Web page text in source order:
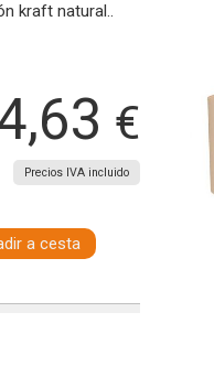
kraft natural..
€
Precios IVA incluido
a cesta